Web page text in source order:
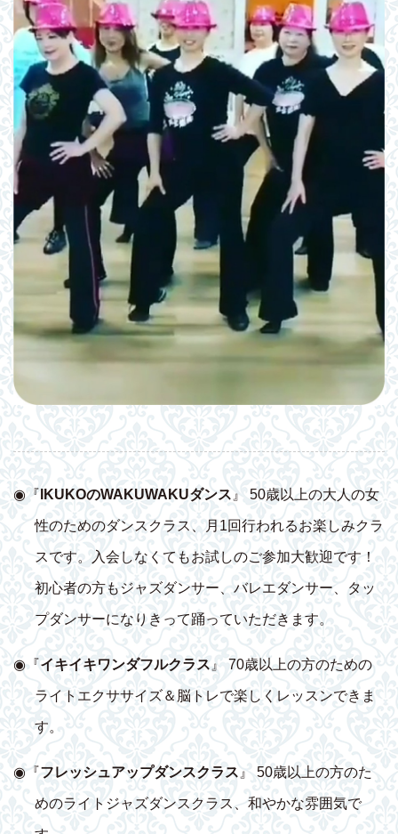
◉『 IKUKOのWAKUWAKUダンス 』 50歳以上の大人の女
性のためのダンスクラス、月1回行われるお楽しみクラ
スです。入会しなくてもお試しのご参加大歓迎です！
初心者の方もジャズダンサー、バレエダンサー、タッ
プダンサーになりきって踊っていただきます。
◉『イキイキワンダフルクラス 』 70歳以上の方のための
ライトエクササイズ＆脳トレで楽しくレッスンできま
す。
◉『フレッシュアップダンスクラス』 50歳以上の方のた
めのライトジャズダンスクラス、和やかな雰囲気で